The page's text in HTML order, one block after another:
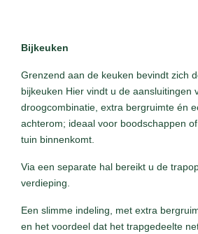
Bijkeuken
Grenzend aan de keuken bevindt zich
bijkeuken Hier vindt u de aansluitingen
droogcombinatie, extra bergruimte én
achterom; ideaal voor boodschappen
tuin binnenkomt.
Via een separate hal bereikt u de
verdieping.
Een slimme indeling, met extra
en het voordeel dat het trapgedeelte